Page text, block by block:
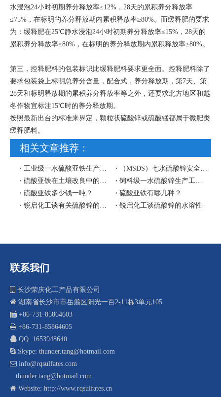
水浸泡24小时初期养分释放率≤12%，28天的累积养分释放率
≤75%，在标明的养分释放期内累积释放率≥80%。而缓释肥的要求
为：缓释肥在25℃静水浸泡24小时初期养分释放率≤15%，28天的
累积养分释放率≤80%，在标明的养分释放期内累积释放率≥80%。
第三，控释肥料的包装标识比缓释肥料要求更全面。控释肥料除了
要求包装袋上标明总养分含量，配合式，养分释放期，第7天、第
28天和标明释放期的累积养分释放率等之外，还要求北方地区和越
冬作物宜标注15℃时的养分释放期。
按照最新出台的标准来界定，颗粒状硫酸锌或硫酸锰都属于微肥类
缓释肥料。
相关文章推荐：
硫酸亚铁多少钱一吨？
硫酸亚铁有哪几种？
锐启化工谈硫酸锌的水溶性
联系我们
 长沙荣庆化工产品有限公司
 湖南省长沙市市岳麓区阳光一百2-11栋3单元105
 +86-731-85864603
 +86-731-85864605
 QQ: 1653948640
 Skype: thunder.tang@hotmail.com
 info@rqsulfates.com
thunder.tang@hotmail.com
 Website: http://www.rqsulfates.cn